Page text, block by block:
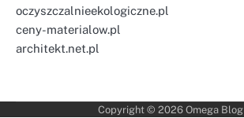
oczyszczalnieekologiczne.pl
ceny-materialow.pl
architekt.net.pl
Copyright © 2026 Omega Blog